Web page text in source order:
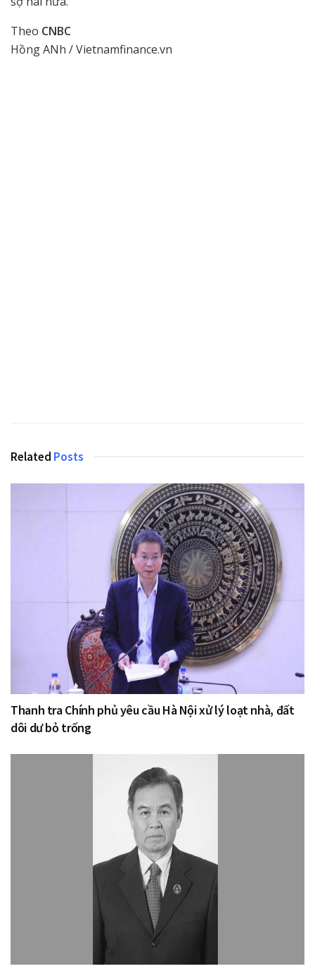
Theo CNBC
Hồng ANh / Vietnamfinance.vn
Related Posts
Thanh tra Chính phủ yêu cầu Hà Nội xử lý loạt nhà, đất
dôi dư bỏ trống